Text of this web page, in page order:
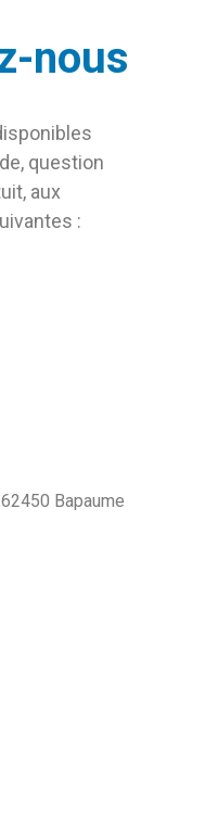
nous
question
aux
:
Bapaume